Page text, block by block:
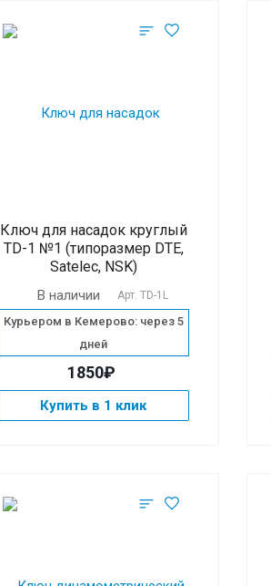
Ключ для насадок круглый
TD-1 №1 (типоразмер DTE,
Satelec, NSK)
В наличии Арт. TD-1L
Курьером в Кемерово: через 5
дней
1850₽
Купить в 1 клик